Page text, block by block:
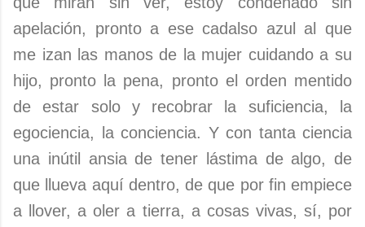
apelación, pronto a ese cadalso azul al que
me izan las manos de la mujer cuidando a su
hijo, pronto la pena, pronto el orden mentido
de estar solo y recobrar la suficiencia, la
egociencia, la conciencia. Y con tanta ciencia
una inútil ansia de tener lástima de algo, de
que llueva aquí dentro, de que por fin empiece
a llover, a oler a tierra, a cosas vivas, sí, por